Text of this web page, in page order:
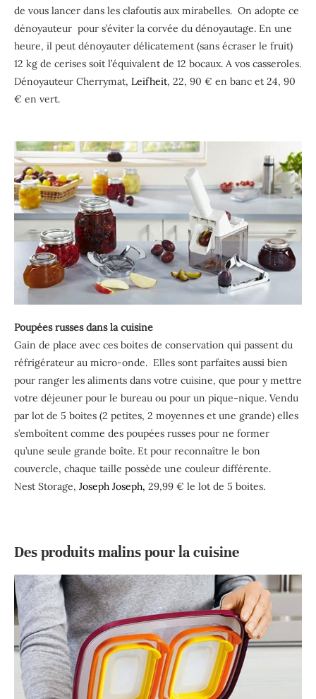
de vous lancer dans les clafoutis aux mirabelles. On adopte ce
dénoyauteur pour s’éviter la corvée du dénoyautage. En une
heure, il peut dénoyauter délicatement (sans écraser le fruit)
12 kg de cerises soit l’équivalent de 12 bocaux. A vos casseroles.
Dénoyauteur Cherrymat, Leifheit, 22, 90 € en banc et 24, 90
€ en vert.
Poupées russes dans la cuisine
Gain de place avec ces boites de conservation qui passent du
réfrigérateur au micro-onde. Elles sont parfaites aussi bien
pour ranger les aliments dans votre cuisine, que pour y mettre
votre déjeuner pour le bureau ou pour un pique-nique. Vendu
par lot de 5 boites (2 petites, 2 moyennes et une grande) elles
s’emboîtent comme des poupées russes pour ne former
qu’une seule grande boîte. Et pour reconnaître le bon
couvercle, chaque taille possède une couleur différente.
Nest Storage, Joseph Joseph, 29,99 € le lot de 5 boites.
Des produits malins pour la cuisine